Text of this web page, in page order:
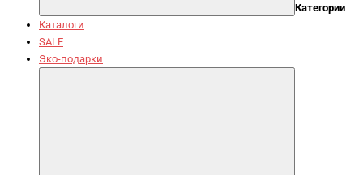
Категории
Каталоги
SALE
Эко-подарки